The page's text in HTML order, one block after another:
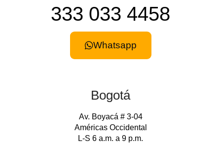
333 033 4458
Whatsapp
Bogotá
Av. Boyacá # 3-04
Américas Occidental
L-S 6 a.m. a 9 p.m.